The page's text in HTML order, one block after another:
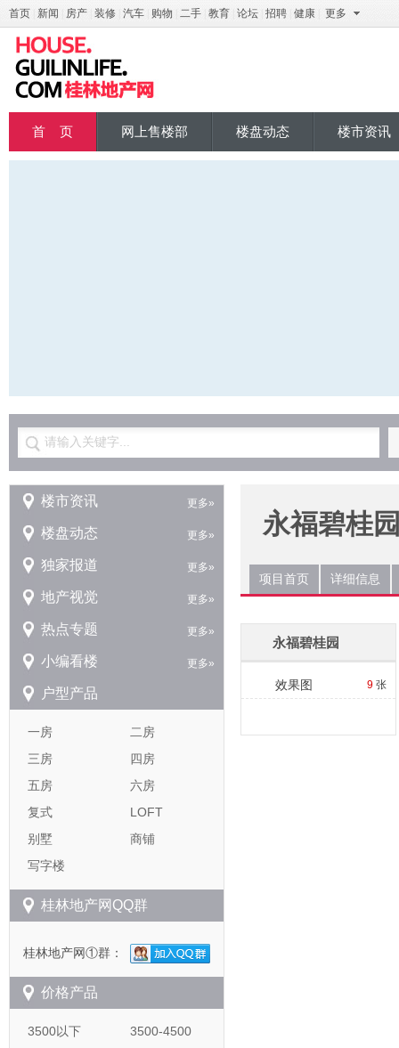
首页 新闻 房产 装修 汽车 购物 二手 教育 论坛 招聘 健康 更多
首 页 网上售楼部 楼盘动态 楼市资讯
请输入关键字...
更多»
楼市资讯
更多»
楼盘动态
更多»
独家报道
更多»
地产视觉
更多»
热点专题
更多»
小编看楼
户型产品
一房
二房
三房
四房
五房
六房
复式
LOFT
别墅
商铺
写字楼
桂林地产网QQ群
桂林地产网①群：
价格产品
3500以下
3500-4500
永福碧桂
项目首页 详细信息
永福碧桂园
9 张
效果图